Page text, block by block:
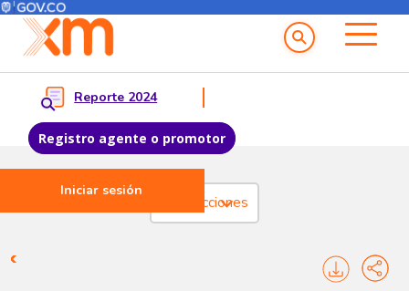
Pasar al contenido principal
Menú del Usuario
Reporte 2024
Registro agente o promotor
Iniciar sesión
Menu principal
Transacciones - Cargo por
Transacciones